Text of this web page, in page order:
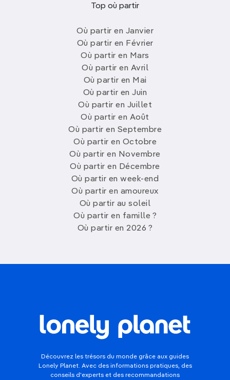
Top où partir
Où partir en Janvier
Où partir en Février
Où partir en Mars
Où partir en Avril
Où partir en Mai
Où partir en Juin
Où partir en Juillet
Où partir en Août
Où partir en Septembre
Où partir en Octobre
Où partir en Novembre
Où partir en Décembre
Où partir en week-end
Où partir en amoureux
Où partir au soleil
Où partir en famille ?
Où partir en 2026 ?
Découvrez les trésors du monde grâce aux guides
Lonely Planet. Avec des informations pratiques, des
conseils d'experts et des recommandations